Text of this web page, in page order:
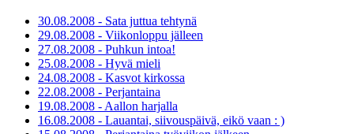
30.08.2008 - Sata juttua tehtynä
29.08.2008 - Viikonloppu jälleen
27.08.2008 - Puhkun intoa!
25.08.2008 - Hyvä mieli
24.08.2008 - Kasvot kirkossa
22.08.2008 - Perjantaina
19.08.2008 - Aallon harjalla
16.08.2008 - Lauantai, siivouspäivä, eikö vaan : )